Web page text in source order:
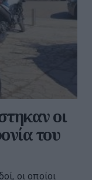
οι
του
οι οποίοι